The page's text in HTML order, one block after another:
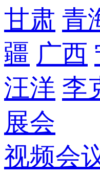
甘肃 青
疆 广西
汪洋 李
展会
视频会